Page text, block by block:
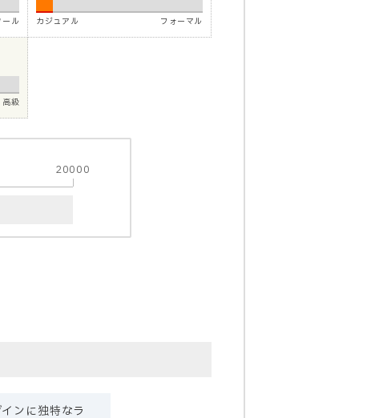
ール カジュアル フォーマル
高級
20000
ンに独特なラ